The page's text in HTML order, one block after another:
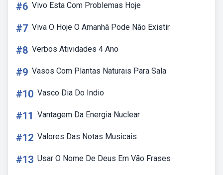
#6 Vivo Esta Com Problemas Hoje
#7 Viva O Hoje O Amanhã Pode Não Existir
#8 Verbos Atividades 4 Ano
#9 Vasos Com Plantas Naturais Para Sala
#10 Vasco Dia Do Indio
#11 Vantagem Da Energia Nuclear
#12 Valores Das Notas Musicais
#13 Usar O Nome De Deus Em Vão Frases